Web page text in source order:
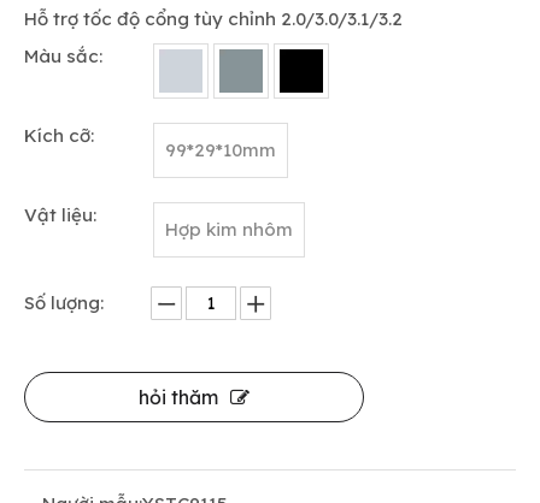
Hỗ trợ tốc độ cổng tùy chỉnh 2.0/3.0/3.1/3.2
Màu sắc:
Kích cỡ:
99*29*10mm
Vật liệu:
Hợp kim nhôm
Số lượng:
hỏi thăm